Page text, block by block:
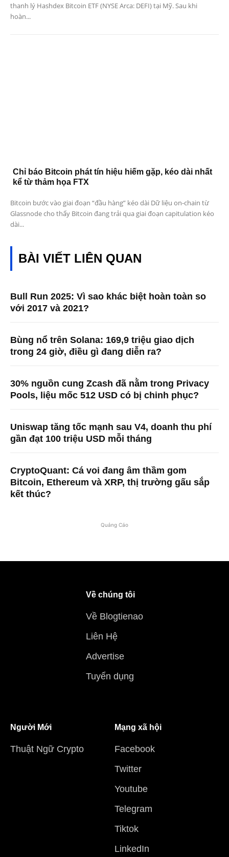
thanh lý Hashdex Bitcoin ETF (NYSE Arca: DEFI) tại Mỹ. Sau khi
hoàn...
Chỉ báo Bitcoin phát tín hiệu hiếm gặp, kéo dài nhất
kể từ thảm họa FTX
Bitcoin bước vào giai đoạn “đầu hàng” kéo dài Dữ liệu on-chain từ
Glassnode cho thấy Bitcoin đang trải qua giai đoạn capitulation kéo
dài...
BÀI VIẾT LIÊN QUAN
Bull Run 2025: Vì sao khác biệt hoàn toàn so
với 2017 và 2021?
Bùng nổ trên Solana: 169,9 triệu giao dịch
trong 24 giờ, điều gì đang diễn ra?
30% nguồn cung Zcash đã nằm trong Privacy
Pools, liệu mốc 512 USD có bị chinh phục?
Uniswap tăng tốc mạnh sau V4, doanh thu phí
gần đạt 100 triệu USD mỗi tháng
CryptoQuant: Cá voi đang âm thầm gom
Bitcoin, Ethereum và XRP, thị trường gấu sắp
kết thúc?
Quảng Cáo
Về chúng tôi
Về Blogtienao
Liên Hệ
Advertise
Tuyển dụng
Người Mới
Thuật Ngữ Crypto
Mạng xã hội
Facebook
Twitter
Youtube
Telegram
Tiktok
LinkedIn